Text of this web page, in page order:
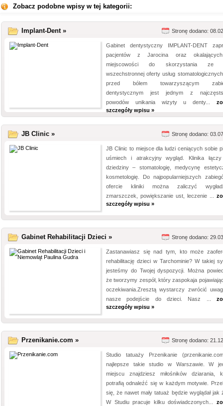
Zobacz podobne wpisy w tej kategorii:
Implant-Dent » Stronę dodano:
Gabinet dentystyczny IMPLANT-DENT
pacjentów z Jarocina oraz
miejscowości do skorzystania ze
wszechstronnej oferty usług
przed bólem towarzyszącym
dentystycznym jest jednym z
powodów unikania wizyty u denty...
szczegóły wpisu »
JB Clinic » Stronę dodano:
JB Clinic to miejsce dla ludzi ceniących sobie
uśmiech i atrakcyjny wygląd. Klinika
dziedziny – stomatologię, medycynę
kosmetologię. Do najpopularniejszych
ofercie kliniki można zaliczyć
zmarszczek, powiększanie ust, leczenie ...
szczegóły wpisu »
Gabinet Rehabilitacji Dzieci » Stronę dodano:
Zastanawiasz się nad tym, kto może
rehabilitację dzieci w Tarchominie? W takiej
jesteśmy do Twojej dyspozycji. Można
że tworzymy zespół, który zaspokaja
oczekiwania.Zresztą wystarczy zwrócić
nasze podejście do dzieci. Nasz ...
szczegóły wpisu »
Przenikanie.com » Stronę dodano:
Studio tatuaży Przenikanie
najlepsze takie studio w Warszawie. W
miejscu znajdziesz miłośników dziarania,
potrafią odnaleźć się w każdym motywie.
się, że nawet mały tatuaż będzie wyglądał jak
W Studiu pracuje kilku doświadczonych...